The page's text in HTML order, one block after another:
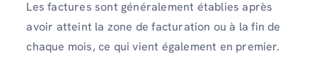
Les factures sont généralement établies après
avoir atteint la zone de facturation ou à la fin de
chaque mois, ce qui vient également en premier.